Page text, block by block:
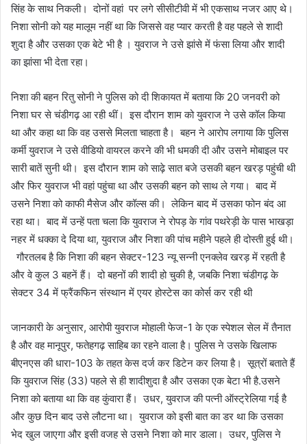
सिंह के साथ निकली। दोनों वहां पर लगे सीसीटीवी में भी एकसाथ नजर आए थे।
निशा सोनी को यह मालूम नहीं था कि जिससे वह प्यार करती है वह पहले से शादी
शुदा है और उसका एक बेटे भी है । युवराज ने उसे झांसे में फंसा लिया और शादी
का झांसा भी देता रहा।
निशा की बहन रितु सोनी ने पुलिस को दी शिकायत में बताया कि 20 जनवरी को
निशा घर से चंडीगढ़ आ रही थीं। इस दौरान शाम को युवराज ने उसे कॉल किया
था और कहा था कि वह उससे मिलता चाहता है। बहन ने आरोप लगाया कि पुलिस
कर्मी युवराज ने उसे वीडियो वायरल करने की भी धमकी दी और उसने मोबाइल पर
सारी बातें सुनी थी। इस दौरान शाम को साढ़े सात बजे उसकी बहन खरड़ पहुंची थी
और फिर युवराज भी वहां पहुंचा था और उसकी बहन को साथ ले गया। बाद में
उसने निशा को काफी मैसेज और कॉल्स की। लेकिन बाद में उसका फोन बंद आ
रहा था। बाद में उन्हें पता चला कि युवराज ने रोपड़ के गांव पथरेड़ी के पास भाखड़ा
नहर में धक्का दे दिया था, युवराज और निशा की पांच महीने पहले ही दोस्ती हुई थी।
गौरतलब है कि निशा की बहन सेक्टर-123 न्यू सन्नी एनक्लेव खरड़ में रहती है
और वे कुल 3 बहनें हैं। दो बहनों की शादी हो चुकी है, जबकि निशा चंडीगढ़ के
सेक्टर 34 में फ्रैंकफिन संस्थान में एयर होस्टेस का कोर्स कर रही थी
जानकारी के अनुसार, आरोपी युवराज मोहाली फेज-1 के एक स्पेशल सेल में तैनात
है और वह मानूपुर, फतेहगढ़ साहिब का रहने वाला है। पुलिस ने उसके खिलाफ
बीएनएस की धारा-103 के तहत केस दर्ज कर डिटेन कर लिया है। सूत्रों बताते हैं
कि युवराज सिंह (33) पहले से ही शादीशुदा है और उसका एक बेटा भी है.उसने
निशा को बताया था कि वह कुंवारा हैं। उधर, युवराज की पत्नी ऑस्ट्रेलिया गई है
और कुछ दिन बाद उसे लौटना था। युवराज को इसी बात का डर था कि उसका
भेद खुल जाएगा और इसी वजह से उसने निशा को मार डाला। उधर, पुलिस ने